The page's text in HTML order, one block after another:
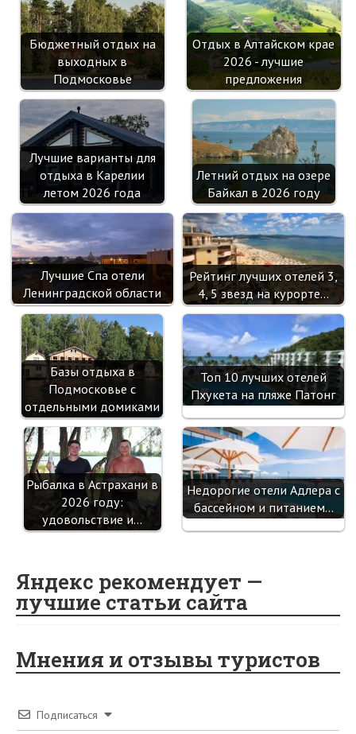
Бюджетный отдых на
выходных в
Подмосковье
Отдых в Алтайском крае
2026 - лучшие
предложения
Лучшие варианты для
отдыха в Карелии
летом 2026 года
Летний отдых на озере
Байкал в 2026 году
Лучшие Спа отели
Ленинградской области
Рейтинг лучших отелей 3,
4, 5 звезд на курорте…
Базы отдыха в
Подмосковье с
отдельными домиками
Топ 10 лучших отелей
Пхукета на пляже Патонг
Рыбалка в Астрахани в
2026 году:
удовольствие и…
Недорогие отели Адлера с
бассейном и питанием…
Яндекс рекомендует —
лучшие статьи сайта
Мнения и отзывы туристов
Подписаться